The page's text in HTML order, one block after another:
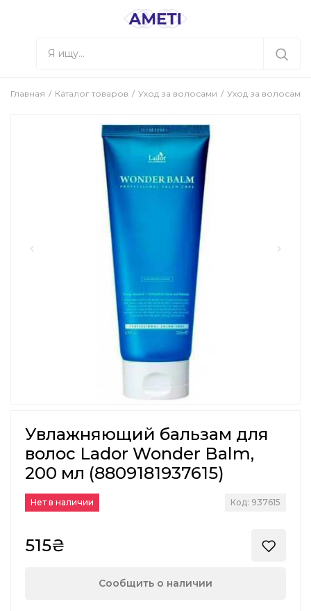
Главная Каталог товаров Уход за волосами Уход за волосами
Увлажняющий бальзам для
волос Lador Wonder Balm,
200 мл (8809181937615)
Нет в наличии Код: 937615
515₴
Сообщить о наличии